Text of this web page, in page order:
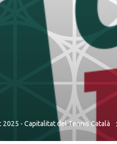
2025 - Capitalitat del Tennis Català